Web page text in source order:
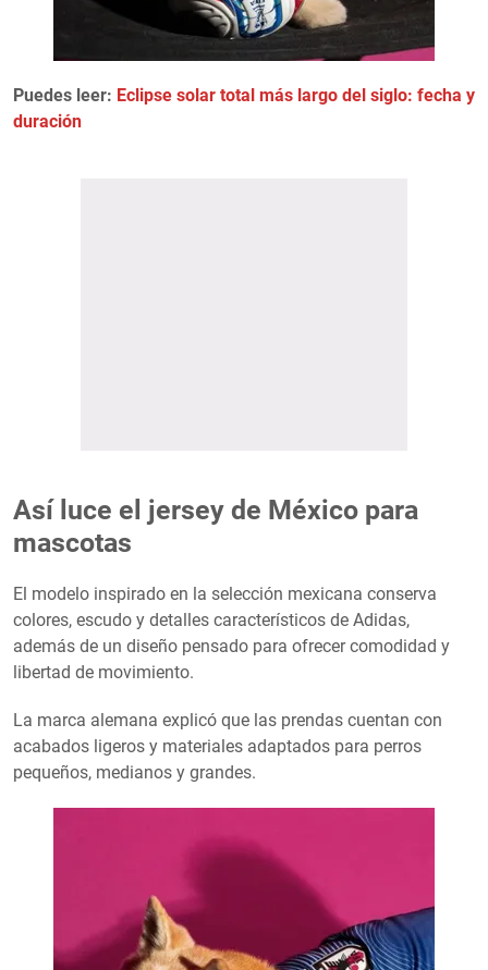
Puedes leer: Eclipse solar total más largo del siglo: fecha y
duración
Así luce el jersey de México para
mascotas
El modelo inspirado en la selección mexicana conserva
colores, escudo y detalles característicos de Adidas,
además de un diseño pensado para ofrecer comodidad y
libertad de movimiento.
La marca alemana explicó que las prendas cuentan con
acabados ligeros y materiales adaptados para perros
pequeños, medianos y grandes.